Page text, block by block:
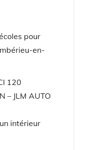
pour
en-
120
– JLM AUTO
intérieur